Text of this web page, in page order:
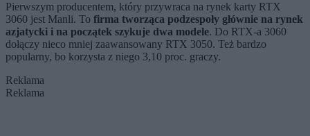
Pierwszym producentem, który przywraca na rynek karty RTX
3060 jest Manli. To firma tworząca podzespoły głównie na rynek
azjatycki i na początek szykuje dwa modele. Do RTX-a 3060
dołączy nieco mniej zaawansowany RTX 3050. Też bardzo
popularny, bo korzysta z niego 3,10 proc. graczy.
Reklama
Reklama